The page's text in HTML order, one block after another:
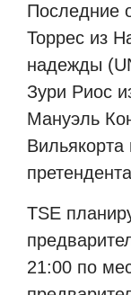
Последние
Торрес из
надежды
Зури Риос
Мануэль
TSE
21:00 по